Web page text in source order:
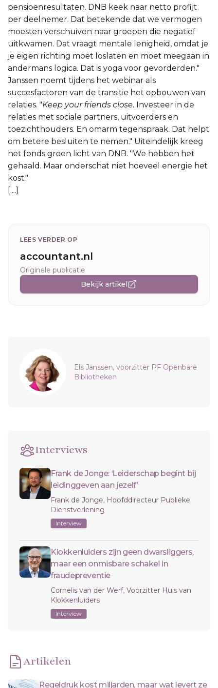
pensioenresultaten. DNB keek naar netto profijt
per deelnemer. Dat betekende dat we vermogen
moesten verschuiven naar groepen die negatief
uitkwamen. Dat vraagt mentale lenigheid, omdat je
je eigen richting moet loslaten en moet meegaan in
andermans logica. Dat is yoga voor gevorderden."
Janssen noemt tijdens het webinar als
succesfactoren van de transitie het opbouwen van
relaties. "Keep your friends close. Investeer in de
relaties met sociale partners, uitvoerders en
toezichthouders. En omarm tegenspraak. Dat helpt
om betere besluiten te nemen." Uiteindelijk kreeg
het fonds groen licht van DNB. "We hebben het
gehaald. Maar onderschat niet hoeveel energie het
kost."
[....]
LEES VERDER OP
accountant.nl
Originele publicatie
Bekijk artikel
Sidebar
Els Janssen, voorzitter PF Openbare
Bibliotheken
Interviews
Frank de Jonge: ‘Leiderschap begint bij
leidinggeven aan jezelf’
Frank de Jonge, Hoofddirecteur Publieke
Dienstverlening
Interview
Klokkenluiders zijn geen dwarsliggers,
maar een onmisbare schakel in
fraudepreventie
Cornelis van der Werf, Voorzitter Huis van
Klokkenluiders
Interview
Artikelen
Regeldruk kost miljarden, maar wat levert ze